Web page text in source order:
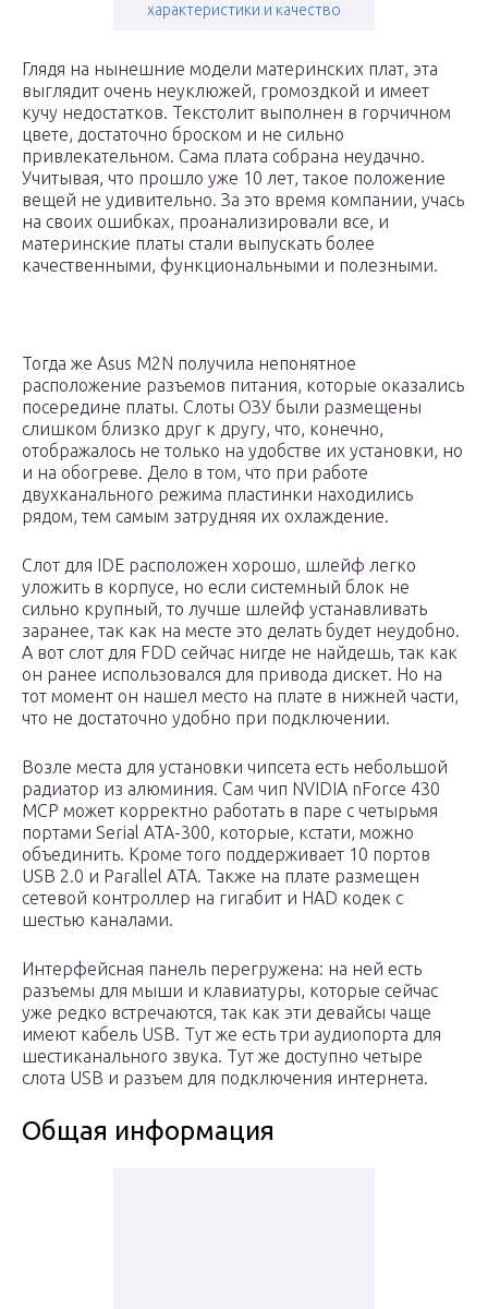
характеристики и качество
Глядя на нынешние модели материнских плат, эта
выглядит очень неуклюжей, громоздкой и имеет
кучу недостатков. Текстолит выполнен в горчичном
цвете, достаточно броском и не сильно
привлекательном. Сама плата собрана неудачно.
Учитывая, что прошло уже 10 лет, такое положение
вещей не удивительно. За это время компании, учась
на своих ошибках, проанализировали все, и
материнские платы стали выпускать более
качественными, функциональными и полезными.
Тогда же Asus M2N получила непонятное
расположение разъемов питания, которые оказались
посередине платы. Слоты ОЗУ были размещены
слишком близко друг к другу, что, конечно,
отображалось не только на удобстве их установки, но
и на обогреве. Дело в том, что при работе
двухканального режима пластинки находились
рядом, тем самым затрудняя их охлаждение.
Слот для IDE расположен хорошо, шлейф легко
уложить в корпусе, но если системный блок не
сильно крупный, то лучше шлейф устанавливать
заранее, так как на месте это делать будет неудобно.
А вот слот для FDD сейчас нигде не найдешь, так как
он ранее использовался для привода дискет. Но на
тот момент он нашел место на плате в нижней части,
что не достаточно удобно при подключении.
Возле места для установки чипсета есть небольшой
радиатор из алюминия. Сам чип NVIDIA nForce 430
MCP может корректно работать в паре с четырьмя
портами Serial ATA-300, которые, кстати, можно
объединить. Кроме того поддерживает 10 портов
USB 2.0 и Parallel ATA. Также на плате размещен
сетевой контроллер на гигабит и HAD кодек с
шестью каналами.
Интерфейсная панель перегружена: на ней есть
разъемы для мыши и клавиатуры, которые сейчас
уже редко встречаются, так как эти девайсы чаще
имеют кабель USB. Тут же есть три аудиопорта для
шестиканального звука. Тут же доступно четыре
слота USB и разъем для подключения интернета.
Общая информация